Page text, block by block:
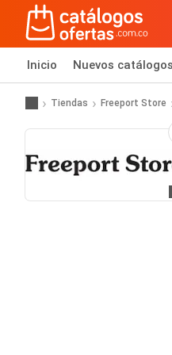
Inicio Nuevos catálogos
Tiendas Freeport Store